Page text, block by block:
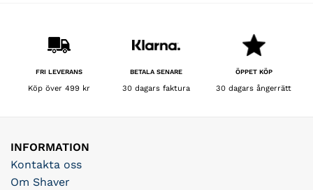
FRI LEVERANS
Köp över 499 kr
BETALA SENARE
30 dagars faktura
ÖPPET KÖP
30 dagars ångerrätt
INFORMATION
Kontakta oss
Om Shaver